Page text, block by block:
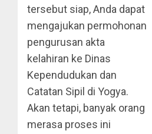
tersebut siap, Anda dapat
mengajukan permohonan
pengurusan akta
kelahiran ke Dinas
Kependudukan dan
Catatan Sipil di Yogya.
Akan tetapi, banyak orang
merasa proses ini